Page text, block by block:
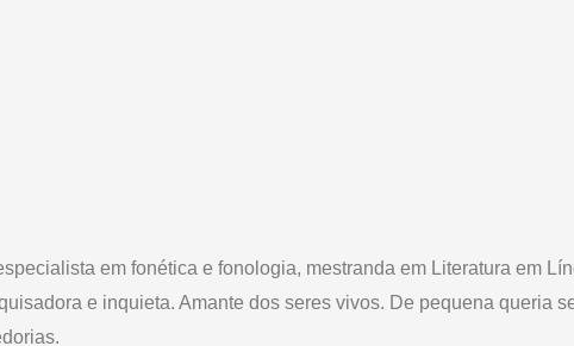
em fonética e fonologia, mestranda em Literatura em
e inquieta. Amante dos seres vivos. De pequena queria